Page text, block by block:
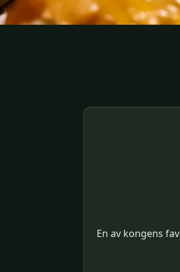
En av kongens